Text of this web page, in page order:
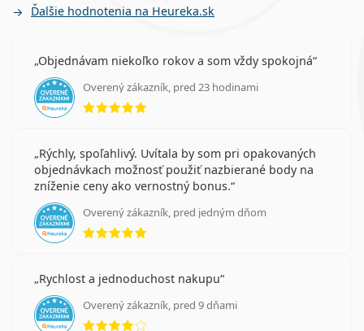
Ďalšie hodnotenia na Heureka.sk
Objednávam niekoľko rokov a som vždy spokojná
Overený zákazník, pred 23 hodinami
hodnotenie 5 z 5
Rýchly, spoľahlivý. Uvítala by som pri opakovaných
objednávkach možnosť použiť nazbierané body na
zníženie ceny ako vernostný bonus.
Overený zákazník, pred jedným dňom
hodnotenie 5 z 5
Rychlost a jednoduchost nakupu
Overený zákazník, pred 9 dňami
hodnotenie 4 z 5